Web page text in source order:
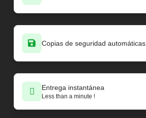
Copias de seguridad automáticas
Entrega instantánea
Less than a minute !